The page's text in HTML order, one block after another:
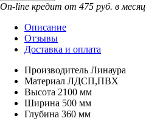
On-line кредит от 475 руб. в месяц
Описание
Отзывы
Доставка и оплата
Производитель Линаура
Материал ЛДСП,ПВХ
Высота 2100 мм
Ширина 500 мм
Глубина 360 мм